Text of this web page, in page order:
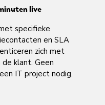
live
specifieke
en SLA
zich met
klant. Geen
IT project nodig.